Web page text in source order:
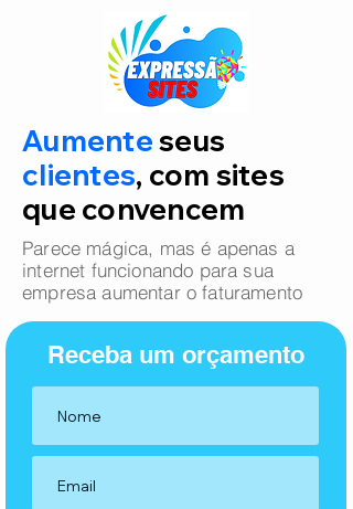
Aumenteseus
clientes, com sites
que convencem
Parece mágica, mas é apenas a
internet funcionando para sua
empresa aumentar o faturamento
Receba um orçamento